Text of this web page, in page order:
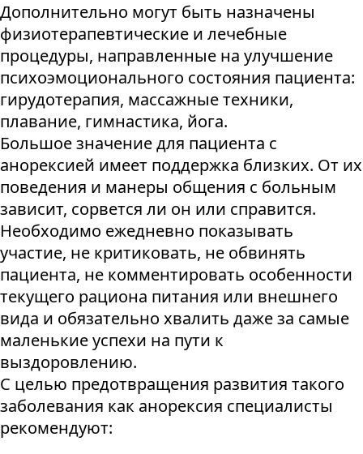
Дополнительно могут быть назначены
физиотерапевтические и лечебные
процедуры, направленные на улучшение
психоэмоционального состояния пациента:
гирудотерапия, массажные техники,
плавание, гимнастика, йога.
Большое значение для пациента с
анорексией имеет поддержка близких. От их
поведения и манеры общения с больным
зависит, сорвется ли он или справится.
Необходимо ежедневно показывать
участие, не критиковать, не обвинять
пациента, не комментировать особенности
текущего рациона питания или внешнего
вида и обязательно хвалить даже за самые
маленькие успехи на пути к
выздоровлению.
С целью предотвращения развития такого
заболевания как анорексия специалисты
рекомендуют: